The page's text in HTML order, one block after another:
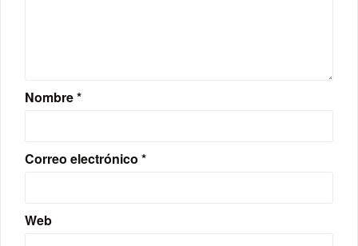
Nombre*
Correo electrónico *
Web